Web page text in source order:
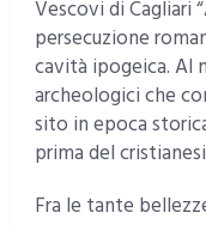
Vescovi di Cagliari
persecuzione
cavità ipogeica. Al
archeologici che
sito in epoca
prima del
Fra le tante